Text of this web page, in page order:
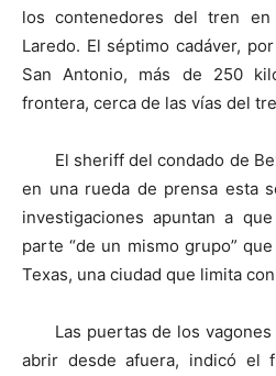
los contenedores del tren
Laredo. El séptimo cadáver,
San Antonio, más de 250
frontera, cerca de las vías del
El sheriff del condado de
en una rueda de prensa esta
investigaciones apuntan a
parte “de un mismo grupo”
Texas, una ciudad que limita
Las puertas de los
abrir desde afuera, indicó el